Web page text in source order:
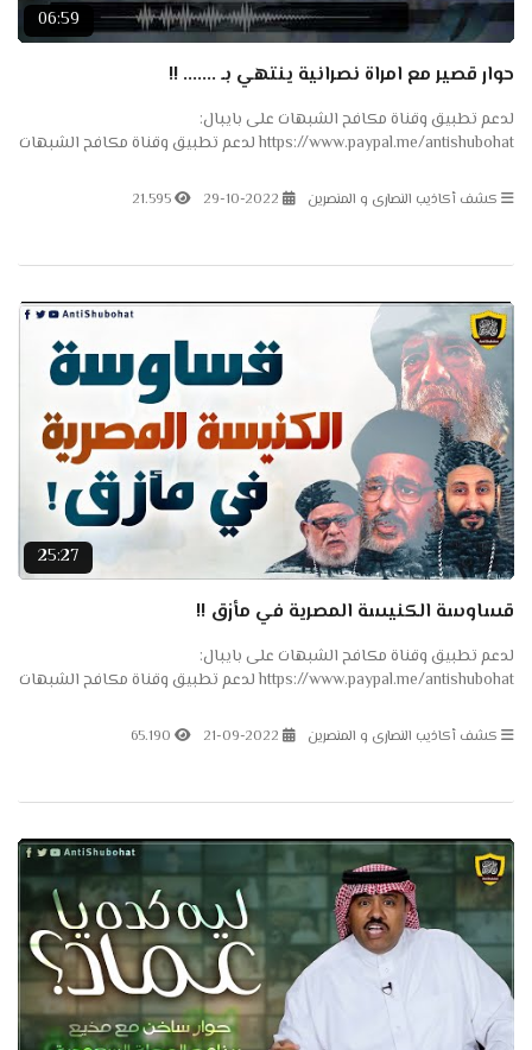
06:59
حوار قصير مع امراة نصرانية ينتهي بـ ....... !!
لدعم تطبيق وقناة مكافح الشبهات على بايبال:
https://www.paypal.me/antishubohat لدعم تطبيق وقناة مكافح الشبهات
على...كشف أكاذيب النصارى و المنصرين 29-10-2022
21.595
25:27
قساوسة الكنيسة المصرية في مأزق !!
لدعم تطبيق وقناة مكافح الشبهات على بايبال:
https://www.paypal.me/antishubohat لدعم تطبيق وقناة مكافح الشبهات
على...كشف أكاذيب النصارى و المنصرين 21-09-2022
65.190